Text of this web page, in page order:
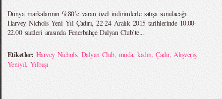
Dünya markalarının %80’e varan özel indirimlerle satışa sunulacağı
Harvey Nichols Yeni Yıl Çadırı, 22-24 Aralık 2015 tarihlerinde 10.00-
22.00 saatleri arasında Fenerbahçe Dalyan Club’te...
Etiketler: Harvey Nichols, Dalyan Club, moda,kadın,Çadır,Alışveriş,
Yeniyıl, Yılbaşı